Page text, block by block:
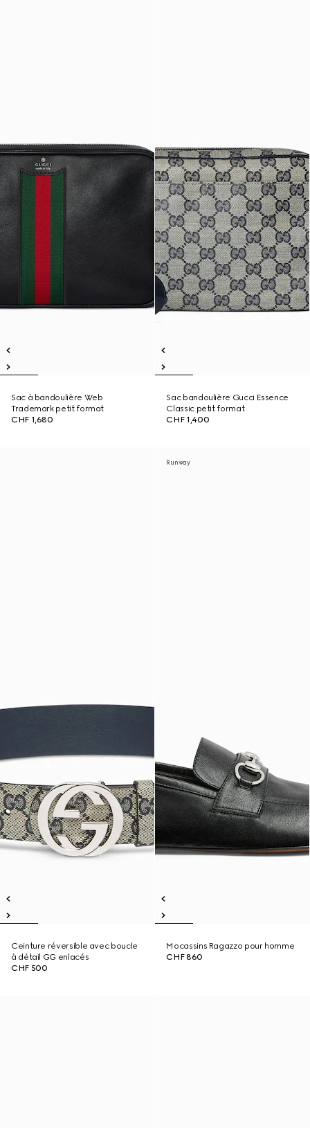
Sac à bandoulière Web
Trademark petit format
CHF 1,680
Sac bandoulière Gucci Essence
Classic petit format
CHF 1,400
Ceinture réversible avec boucle
à détail GG enlacés
CHF 500
Runway
Mocassins Ragazzo pour homme
CHF 860